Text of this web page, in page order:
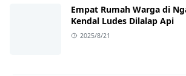
Empat Rumah Warga di
Kendal Ludes Dilalap Api
2025/8/21